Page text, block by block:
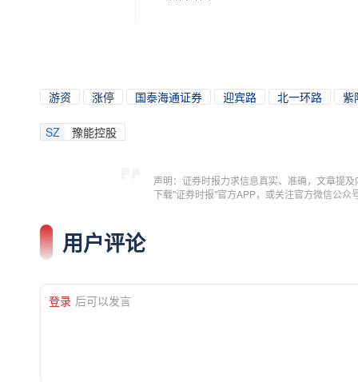
游资 涨停 国泰海通证券 迎宾路 北一环路 紫
SZ 豫能控股
声明：证券时报力求信息真实、准确，文章提
下载"证券时报"官方APP，或关注官方微信公
用户评论
登录 后可以发言